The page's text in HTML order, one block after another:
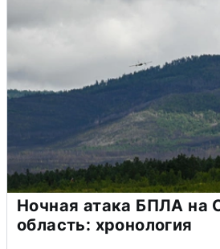
Ночная атака БПЛА на
область: хронология